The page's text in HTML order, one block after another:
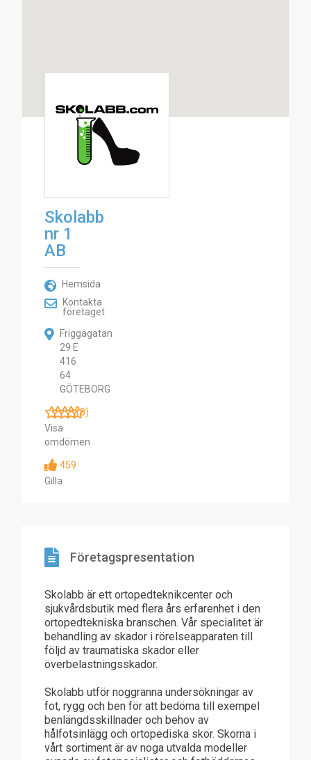
Skolabb
nr 1
AB
Hemsida
Kontakta
företaget
Friggagatan
29 E
416
64
GÖTEBORG
(0)
Visa
omdömen
459
Gilla
Företagspresentation
Skolabb är ett ortopedteknikcenter och
sjukvårdsbutik med flera års erfarenhet i den
ortopedtekniska branschen. Vår specialitet är
behandling av skador i rörelseapparaten till
följd av traumatiska skador eller
överbelastningsskador.
Skolabb utför noggranna undersökningar av
fot, rygg och ben för att bedöma till exempel
benlängdsskillnader och behov av
hålfotsinlägg och ortopediska skor. Skorna i
vårt sortiment är av noga utvalda modeller